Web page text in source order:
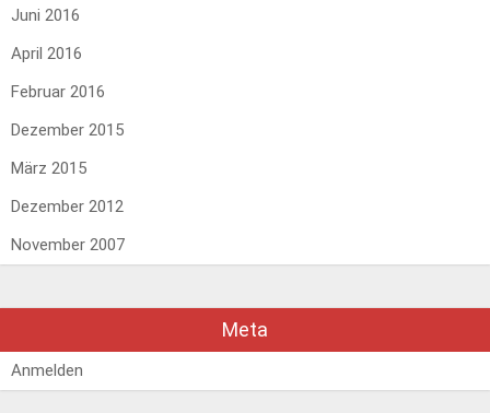
Juni 2016
April 2016
Februar 2016
Dezember 2015
März 2015
Dezember 2012
November 2007
Meta
Anmelden